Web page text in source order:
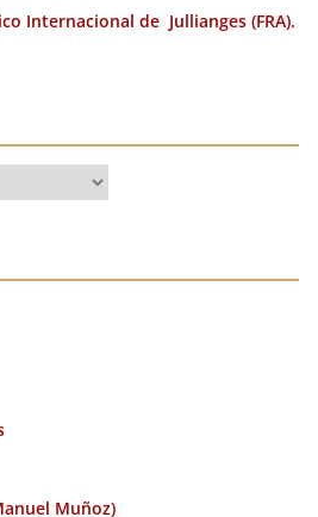
Internacional de Jullianges (FRA).
Muñoz)